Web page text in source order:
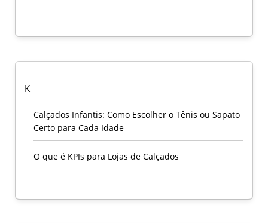
K
Calçados Infantis: Como Escolher o Tênis ou Sapato
Certo para Cada Idade
O que é KPIs para Lojas de Calçados